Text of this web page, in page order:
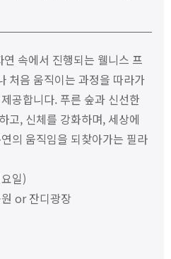
속에서 진행되는 웰니스 프
처음 움직이는 과정을 따라가
공합니다. 푸른 숲과 신선한
고, 신체를 강화하며, 세상에
의 움직임을 되찾아가는 필라
일)
or 잔디광장